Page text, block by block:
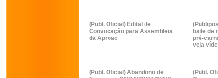
(Publ. Oficial) Edital de
Convocação para Assembleia
da Aproac
baile de
pré-
veja
(Publ. Oficial) Abandono de
(Publ.